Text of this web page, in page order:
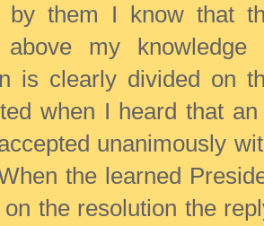
by them I know that
above my
is clearly divided on
when I heard that
unanimously
the learned
the resolution the